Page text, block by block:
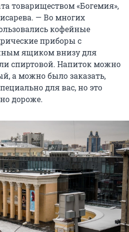
товариществом «Богемия»,
— Во многих
кофейные
приборы с
ящиком внизу для
спиртовой. Напиток можно
а можно было заказать,
для вас, но это
дороже.